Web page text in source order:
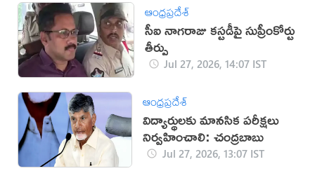
ఆంధ్రప్రదేశ్
సీఐ నాగరాజు కస్టడీపై సుప్రీంకోర్టు
తీర్పు
Jul 27, 2026, 14:07 IST
ఆంధ్రప్రదేశ్
విద్యార్థులకు మానసిక పరీక్షలు
నిర్వహించాలి: చంద్రబాబు
Jul 27, 2026, 13:07 IST